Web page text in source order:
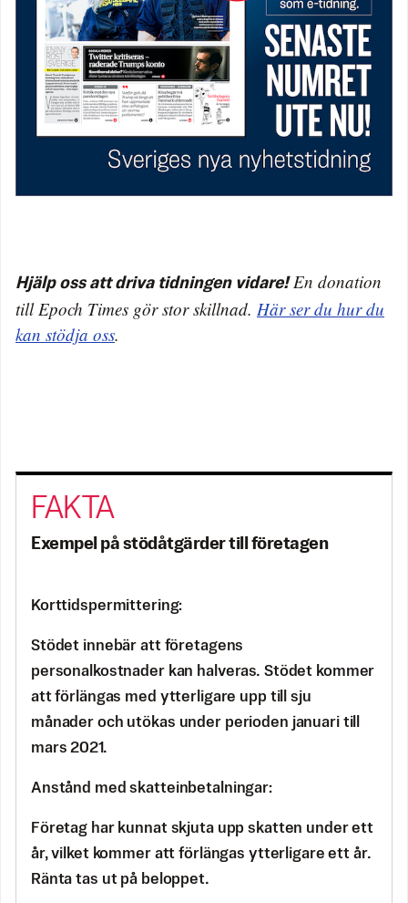
Hjälp oss att driva tidningen vidare!En donation
till Epoch Times gör stor skillnad. Här ser du hur du
kan stödja oss.
Exempel på stödåtgärder till företagen
Korttidspermittering:
Stödet innebär att företagens
personalkostnader kan halveras. Stödet kommer
att förlängas med ytterligare upp till sju
månader och utökas under perioden januari till
mars 2021.
Anstånd med skatteinbetalningar:
Företag har kunnat skjuta upp skatten under ett
år, vilket kommer att förlängas ytterligare ett år.
Ränta tas ut på beloppet.